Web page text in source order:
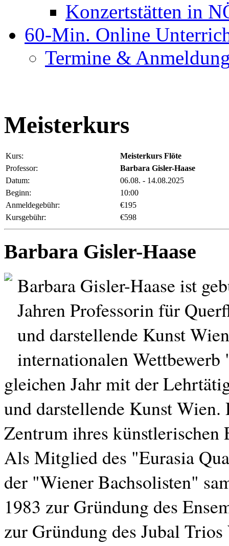
Konzertstätten in
60-Min. Online
Termine &
Meisterkurs
Kurs:
Meisterkurs Flöte
Professor:
Barbara Gisler-Haase
Datum:
06.08. - 14.08.2025
Beginn:
10:00
Anmeldegebühr:
€195
Kursgebühr:
€598
Barbara Gisler-Haase
Barbara Gisler-Haase ist
Jahren Professorin für
und darstellende Kunst
internationalen
gleichen Jahr mit der
und darstellende Kunst
Zentrum ihres künstlerischen
Als Mitglied des "Eurasia
der "Wiener Bachsolisten"
1983 zur Gründung des
zur Gründung des Jubal